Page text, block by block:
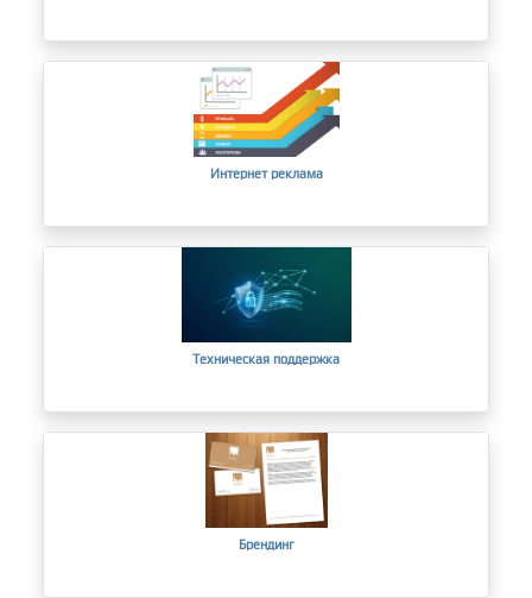
Интернет реклама
Техническая поддержка
Брендинг